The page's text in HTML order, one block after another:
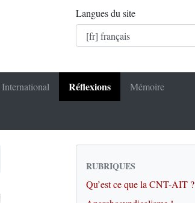
Langues du site
International Réflexions Mémoire
RUBRIQUES
Qu’est ce que la CNT-AIT ?